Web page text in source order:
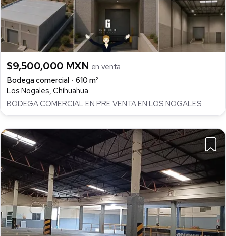
$9,500,000 MXN en venta
Bodega comercial
610 m²
Los Nogales, Chihuahua
BODEGA COMERCIAL EN PRE VENTA EN LOS NOGALES